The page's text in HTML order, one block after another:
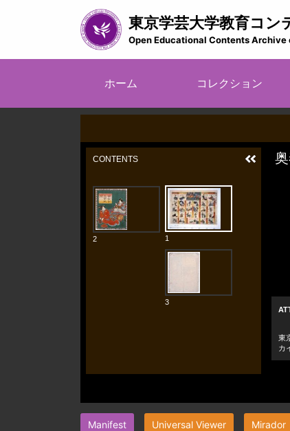
東京学芸大学教育コン
Open Educational Contents
ン
ビ
ゲ
シ
ョ
ン
ホーム コレクション
Manifest Universal Viewer Mirador